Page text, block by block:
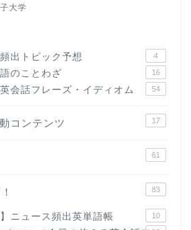
大学
出トピック予想 4
のことわざ 16
会話フレーズ・イディオム 54
コンテンツ 17
61
83
ニュース頻出英単語帳 10